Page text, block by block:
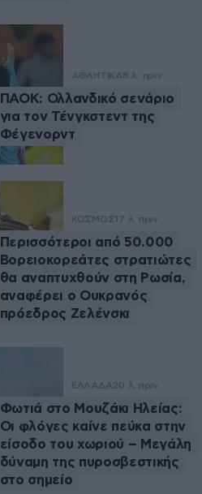
ΑΘΛΗΤΙΚΑ8 λ. πριν
ΠΑΟΚ: Ολλανδικό σενάριο
για τον Τένγκστεντ της
Φέγενορντ
ΚΟΣΜΟΣ 17 λ. πριν
Περισσότεροι από 50.000
Βορειοκορεάτες στρατιώτες
θα αναπτυχθούν στη Ρωσία,
αναφέρει ο Ουκρανός
πρόεδρος Ζελένσκι
ΕΛΛΑΔΑ20 λ. πριν
Φωτιά στο Μουζάκι Ηλείας:
Οι φλόγες καίνε πεύκα στην
είσοδο του χωριού – Μεγάλη
δύναμη της πυροσβεστικής
στο σημείο